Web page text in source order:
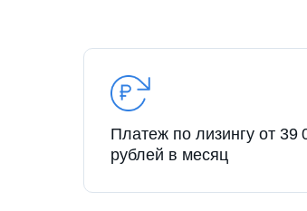
Платеж по лизингу от 39
рублей в месяц